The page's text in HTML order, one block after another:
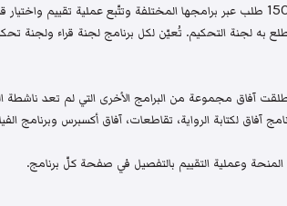
تتلقى آفاق سنوياً نحو 1500 طلب عبر برامجها المختلفة وتتّبع عملية
تضطلع به لجنة التحكيم. تُعيّن لكل برنامج لجنة قراء
آفاق مجموعة من البرامج الأخرى التي لم تعد ناشطة
آفاق لكتابة الرواية، تقاطعات، آفاق أكسبرس وبرنامج
وعملية التقييم بالتفصيل في صفحة كلّ برنامج.